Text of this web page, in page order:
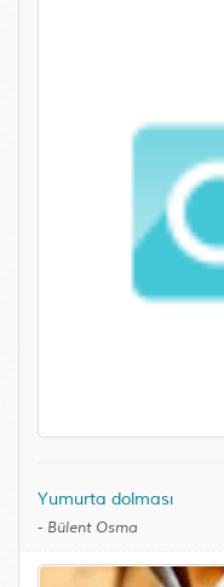
Yumurta dolması
- Bülent Osma